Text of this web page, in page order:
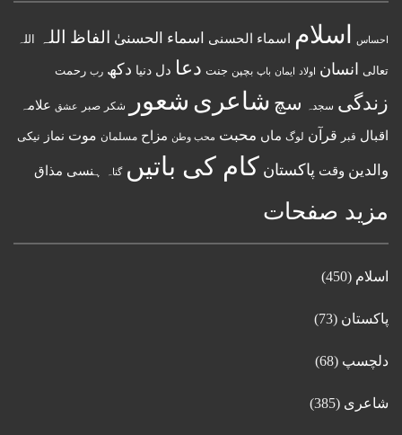
احساس اسلام اسماء الحسنى اسماء الحسنیٰ الفاظ اللہ اللہ
تعالی انسان اولاد ایمان باپ بچپن جنت دعا دل دنیا دکھ رب رحمت
زندگی سجدہ سچ شاعری شعور شکر صبر عشق علامہ
اقبال قبر قرآن لوگ ماں محبت محب وطن مزاح مسلمان موت نماز نیکی
والدین وقت پاکستان کام کی باتیں گناہ ہنسی مذاق
مزید صفحات
اسلام (450)
پاکستان (73)
دلچسپ (68)
شاعری (385)